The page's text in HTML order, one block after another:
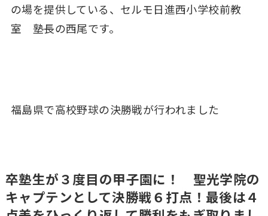
の場を提供している、セルモ日進西小学校前教
室 塾長の西尾です。
福島県で高校野球の決勝戦が行われました
卒塾生が３度目の甲子園に！ 聖光学院の
キャプテンとして決勝戦６打点！最後は４